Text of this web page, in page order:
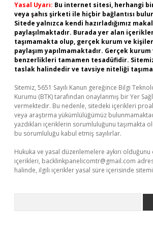
Yasal Uyarı: Bu internet sitesi, herhangi
veya şahıs şirketi ile hiçbir bağlantısı
Sitede yalnızca kendi hazırladığımız
paylaşılmaktadır. Burada yer alan
taşımamakta olup, gerçek kurum ve
paylaşım yapılmamaktadır. Gerçek
benzerlikleri tamamen tesadüfidir.
taslak halindedir ve tavsiye niteliği
Sitemiz, 5651 Sayılı Kanun gereğince Bilgi
Kurumu (BTK) tarafından onaylanmış bir Yer
vermektedir. Bu nedenle, sitedeki içerikleri
veya araştırma yükümlülüğümüz
yazdıkları içeriklerin sorumluluğunu taşımakta
bu sorumluluğu kabul etmiş sayılırlar.
Hukuka ve yasal düzenlemelere aykırı
içerikleri, backlinkpanelicomtr@gmail.com
halinde, ilgili içerikler yasal süre içerisinde